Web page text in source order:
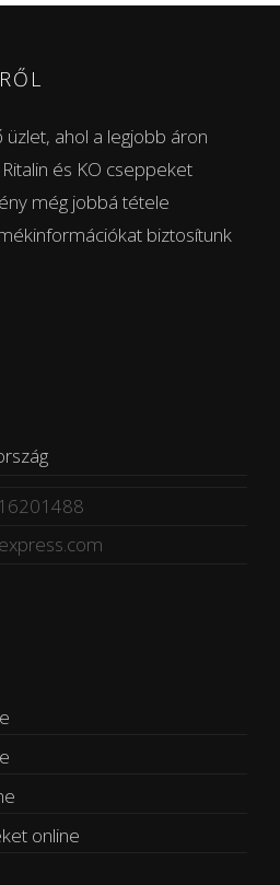
ahol a legjobb áron
és KO cseppeket
még jobbá tétele
biztosítunk
online